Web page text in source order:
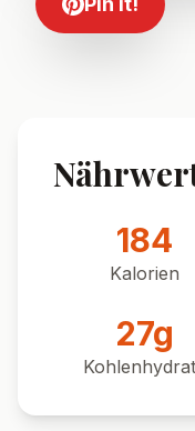
184
Kalorien
27g